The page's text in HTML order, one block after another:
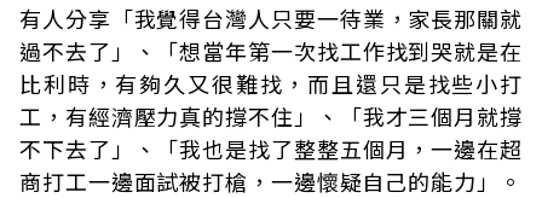
有人分享「我覺得台灣人只要一待業，家長那關就
過不去了」、「想當年第一次找工作找到哭就是在
比利時，有夠久又很難找，而且還只是找些小打
工，有經濟壓力真的撐不住」、「我才三個月就撐
不下去了」、「我也是找了整整五個月，一邊在超
商打工一邊面試被打槍，一邊懷疑自己的能力」。